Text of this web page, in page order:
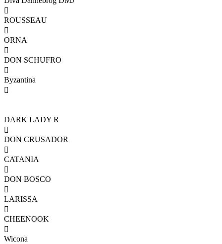

ROUSSEAU

ORNA

DON SCHUFRO

Byzantina

DARK LADY R

DON CRUSADOR

CATANIA

DON BOSCO

LARISSA

CHEENOOK

Wicona